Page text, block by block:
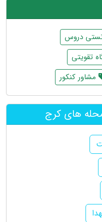
دروس
تقویتی
مشاور کنکور
های کرج